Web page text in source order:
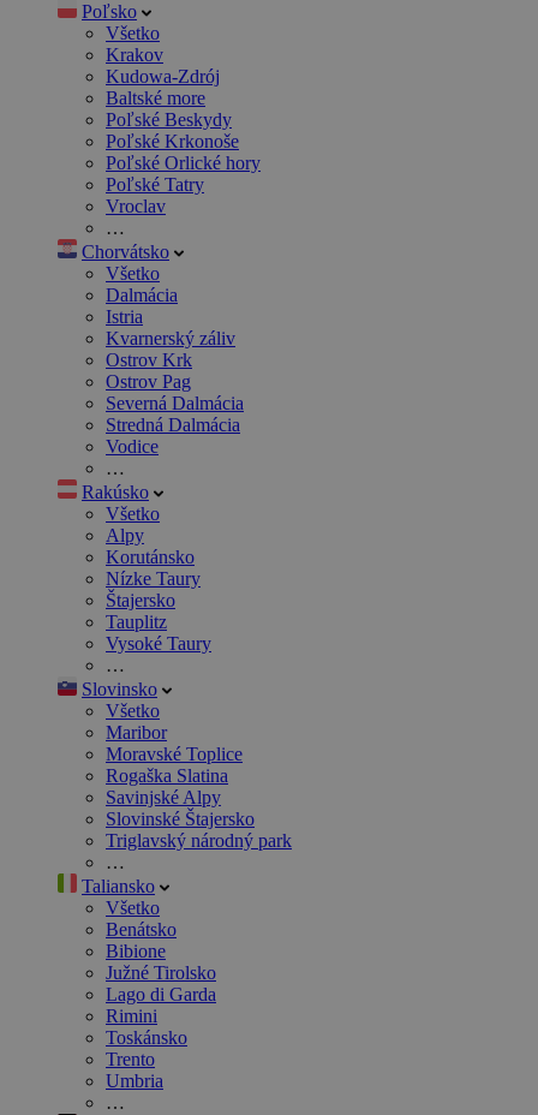
Poľsko
Všetko
Krakov
Kudowa-Zdrój
Baltské more
Poľské Beskydy
Poľské Krkonoše
Poľské Orlické hory
Poľské Tatry
Vroclav
…
Chorvátsko
Všetko
Dalmácia
Istria
Kvarnerský záliv
Ostrov Krk
Ostrov Pag
Severná Dalmácia
Stredná Dalmácia
Vodice
…
Rakúsko
Všetko
Alpy
Korutánsko
Nízke Taury
Štajersko
Tauplitz
Vysoké Taury
…
Slovinsko
Všetko
Maribor
Moravské Toplice
Rogaška Slatina
Savinjské Alpy
Slovinské Štajersko
Triglavský národný park
…
Taliansko
Všetko
Benátsko
Bibione
Južné Tirolsko
Lago di Garda
Rimini
Toskánsko
Trento
Umbria
…